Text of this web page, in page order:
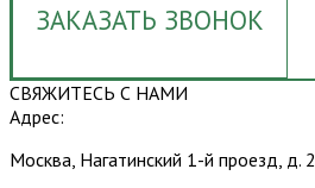
ЗАКАЗАТЬ ЗВОНОК
СВЯЖИТЕСЬ С НАМИ
Адрес:
Москва, Нагатинский 1-й проезд, д. 2